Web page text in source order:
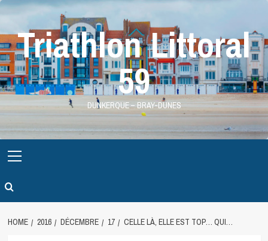
Skip
contentTriathlon Littoral
59
DUNKERQUE – BRAY-DUNES
Menu
HOME 2016 DÉCEMBRE 17 CELLE LÀ, ELLE EST TOP… QUI…